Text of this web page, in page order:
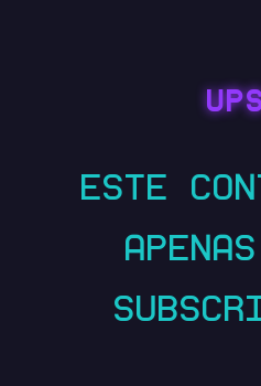
ESTE